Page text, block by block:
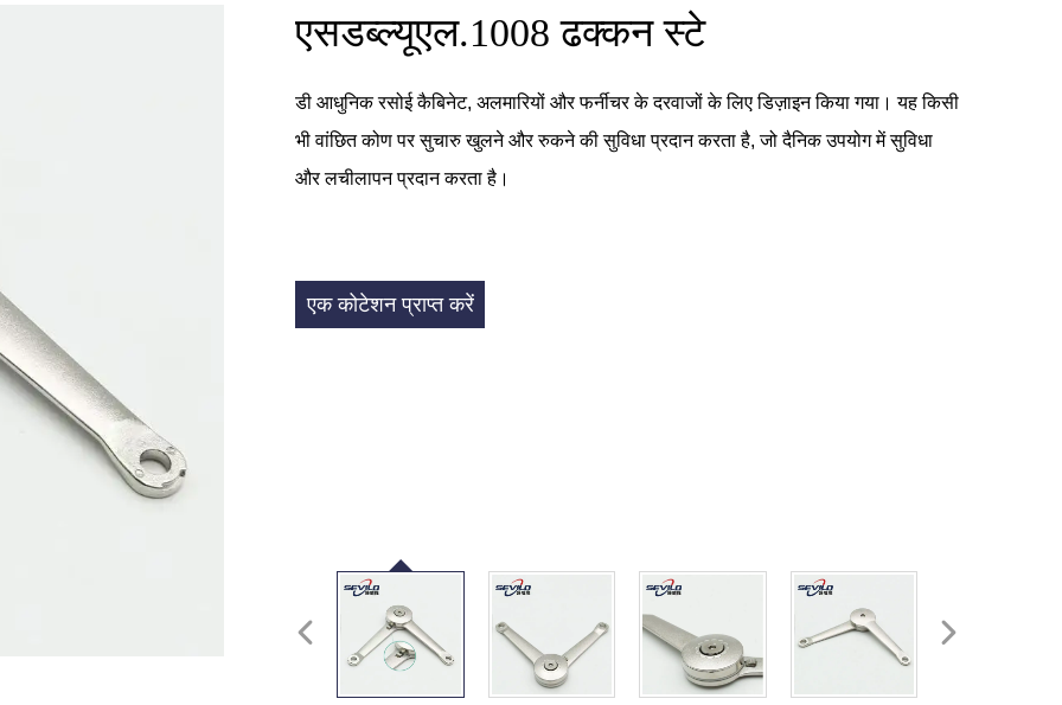
एसडब्ल्यूएल.1008 ढक्कन स्टे
डी आधुनिक रसोई कैबिनेट, अलमारियों और फर्नीचर के दरवाजों के लिए डिज़ाइन किया गया। यह किसी
भी वांछित कोण पर सुचारु खुलने और रुकने की सुविधा प्रदान करता है, जो दैनिक उपयोग में सुविधा
और लचीलापन प्रदान करता है।
एक कोटेशन प्राप्त करें